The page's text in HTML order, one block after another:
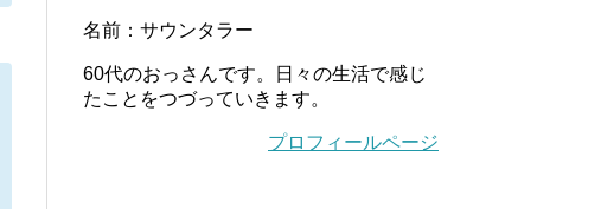
名前：サウンタラー
60代のおっさんです。日々の生活で感じ
たことをつづっていきます。
プロフィールページ